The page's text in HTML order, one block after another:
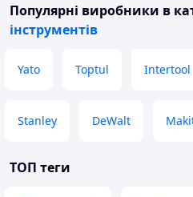
Популярні виробники в
інструментів
Yato Toptul Intertool
Stanley DeWalt
ТОП теги